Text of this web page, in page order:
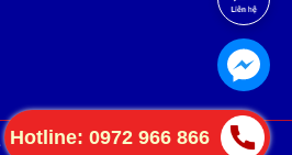
TAN PHAT AUTOTECH.,JSC.
Hotline: 0972 966 866